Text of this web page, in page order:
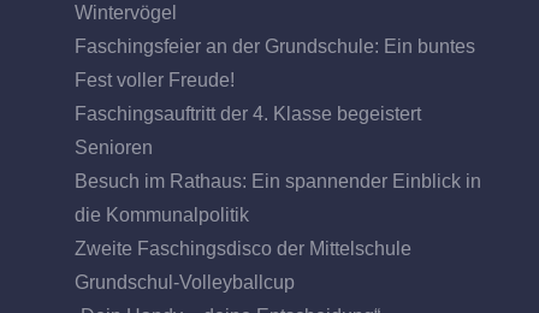
Wintervögel
Faschingsfeier an der Grundschule: Ein buntes
Fest voller Freude!
Faschingsauftritt der 4. Klasse begeistert
Senioren
Besuch im Rathaus: Ein spannender Einblick in
die Kommunalpolitik
Zweite Faschingsdisco der Mittelschule
Grundschul-Volleyballcup